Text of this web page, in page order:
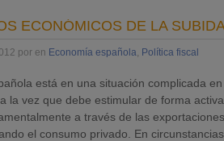
ECONÓMICOS DE LA
por en Economía española, Política fiscal
está en una situación complicada
la vez que debe estimular de forma
a través de las
el consumo privado. En